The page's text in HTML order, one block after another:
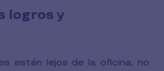
logros y
estén lejos de la oficina, no